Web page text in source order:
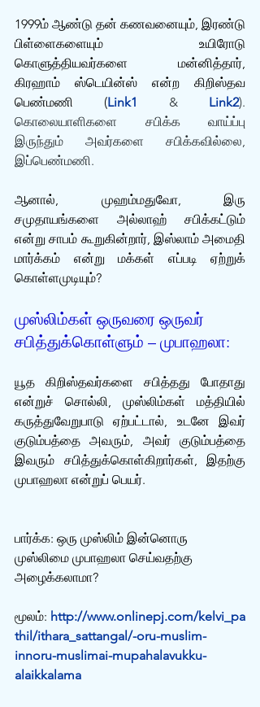
1999ம் ஆண்டு தன் கணவனையும், இரண்டு
பிள்ளைகளையும் உயிரோடு
கொளுத்தியவர்களை மன்னித்தார்,
கிரஹாம் ஸ்டெயின்ஸ் என்ற கிறிஸ்தவ
பெண்மணி (Link1 & Link2).
கொலையாளிகளை சபிக்க வாய்ப்பு
இருந்தும் அவர்களை சபிக்கவில்லை,
இப்பெண்மணி.
ஆனால், முஹம்மதுவோ, இரு
சமுதாயங்களை அல்லாஹ் சபிக்கட்டும்
என்று சாபம் கூறுகின்றார், இஸ்லாம் அமைதி
மார்க்கம் என்று மக்கள் எப்படி ஏற்றுக்
கொள்ளமுடியும்?
முஸ்லிம்கள் ஒருவரை ஒருவர்
சபித்துக்கொள்ளும் – முபாஹலா:
யூத கிறிஸ்தவர்களை சபித்தது போதாது
என்றுச் சொல்லி, முஸ்லிம்கள் மத்தியில்
கருத்துவேறுபாடு ஏற்பட்டால், உடனே இவர்
குடும்பத்தை அவரும், அவர் குடும்பத்தை
இவரும் சபித்துக்கொள்கிறார்கள், இதற்கு
முபாஹலா என்றுப் பெயர்.
பார்க்க: ஒரு முஸ்லிம் இன்னொரு
முஸ்லிமை முபாஹலா செய்வதற்கு
அழைக்கலாமா?
மூலம்: http://www.onlinepj.com/kelvi_pa
thil/ithara_sattangal/-oru-muslim-
innoru-muslimai-mupahalavukku-
alaikkalama